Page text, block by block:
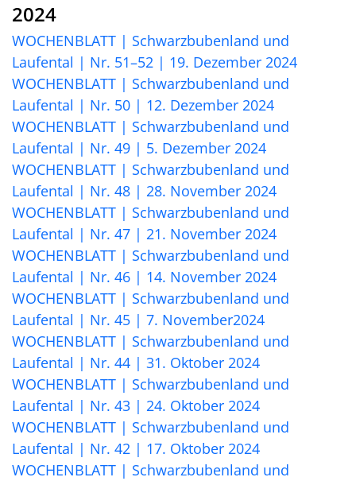
2024
WOCHENBLATT | Schwarzbubenland und
Laufental | Nr. 51–52 | 19. Dezember 2024
WOCHENBLATT | Schwarzbubenland und
Laufental | Nr. 50 | 12. Dezember 2024
WOCHENBLATT | Schwarzbubenland und
Laufental | Nr. 49 | 5. Dezember 2024
WOCHENBLATT | Schwarzbubenland und
Laufental | Nr. 48 | 28. November 2024
WOCHENBLATT | Schwarzbubenland und
Laufental | Nr. 47 | 21. November 2024
WOCHENBLATT | Schwarzbubenland und
Laufental | Nr. 46 | 14. November 2024
WOCHENBLATT | Schwarzbubenland und
Laufental | Nr. 45 | 7. November2024
WOCHENBLATT | Schwarzbubenland und
Laufental | Nr. 44 | 31. Oktober 2024
WOCHENBLATT | Schwarzbubenland und
Laufental | Nr. 43 | 24. Oktober 2024
WOCHENBLATT | Schwarzbubenland und
Laufental | Nr. 42 | 17. Oktober 2024
WOCHENBLATT | Schwarzbubenland und